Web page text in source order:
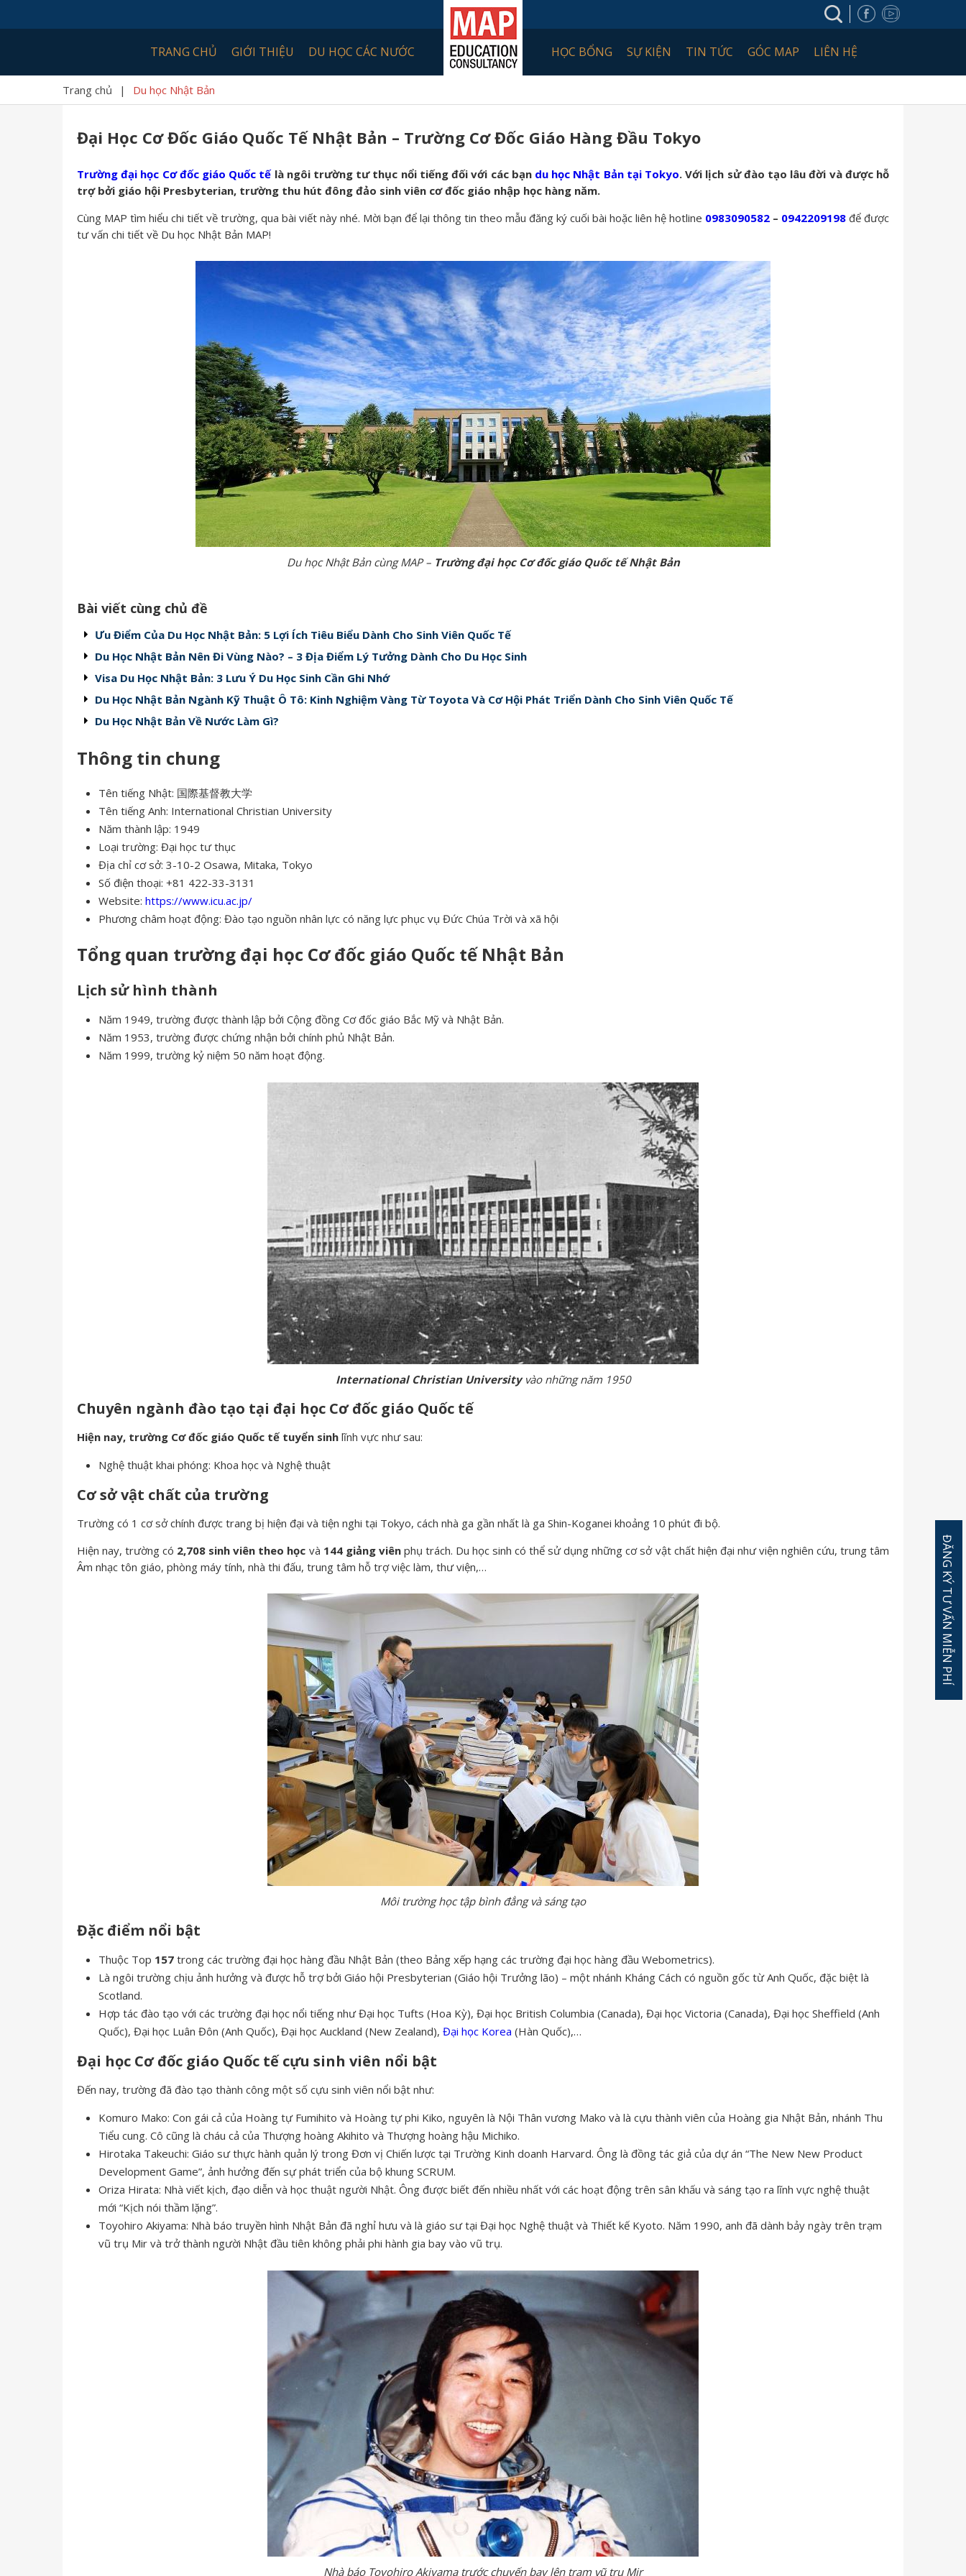
TRANG CHỦ GIỚI THIỆU DU HỌC CÁC NƯỚC HỌC BỔNG SỰ KIỆN TIN TỨC GÓC MAP LIÊN HỆ
Trang chủ | Du học Nhật Bản
Đại Học Cơ Đốc Giáo Quốc Tế Nhật Bản – Trường Cơ Đốc Giáo Hàng Đầu Tokyo
Trường đại học Cơ đốc giáo Quốc tế là ngôi trường tư thục nổi tiếng đối với các bạn du học Nhật Bản tại Tokyo. Với lịch sử đào tạo lâu đời và được hỗ
trợ bởi giáo hội Presbyterian, trường thu hút đông đảo sinh viên cơ đốc giáo nhập học hàng năm.
Cùng MAP tìm hiểu chi tiết về trường, qua bài viết này nhé. Mời bạn để lại thông tin theo mẫu đăng ký cuối bài hoặc liên hệ hotline 0983090582 – 0942209198 để được
tư vấn chi tiết về Du học Nhật Bản MAP!
Du học Nhật Bản cùng MAP – Trường đại học Cơ đốc giáo Quốc tế Nhật Bản
Bài viết cùng chủ đề
Ưu Điểm Của Du Học Nhật Bản: 5 Lợi Ích Tiêu Biểu Dành Cho Sinh Viên Quốc Tế
Du Học Nhật Bản Nên Đi Vùng Nào? – 3 Địa Điểm Lý Tưởng Dành Cho Du Học Sinh
Visa Du Học Nhật Bản: 3 Lưu Ý Du Học Sinh Cần Ghi Nhớ
Du Học Nhật Bản Ngành Kỹ Thuật Ô Tô: Kinh Nghiệm Vàng Từ Toyota Và Cơ Hội Phát Triển Dành Cho Sinh Viên Quốc Tế
Du Học Nhật Bản Về Nước Làm Gì?
Thông tin chung
Tên tiếng Nhật: 国際基督教大学
Tên tiếng Anh: International Christian University
Năm thành lập: 1949
Loại trường: Đại học tư thục
Địa chỉ cơ sở: 3-10-2 Osawa, Mitaka, Tokyo
Số điện thoại: +81 422-33-3131
Website: https://www.icu.ac.jp/
Phương châm hoạt động: Đào tạo nguồn nhân lực có năng lực phục vụ Đức Chúa Trời và xã hội
Tổng quan trường đại học Cơ đốc giáo Quốc tế Nhật Bản
Lịch sử hình thành
Năm 1949, trường được thành lập bởi Cộng đồng Cơ đốc giáo Bắc Mỹ và Nhật Bản.
Năm 1953, trường được chứng nhận bởi chính phủ Nhật Bản.
Năm 1999, trường kỷ niệm 50 năm hoạt động.
International Christian Universityvào những năm 1950
Chuyên ngành đào tạo tại đại học Cơ đốc giáo Quốc tế
Hiện nay, trường Cơ đốc giáo Quốc tế tuyển sinh lĩnh vực như sau:
Nghệ thuật khai phóng: Khoa học và Nghệ thuật
Cơ sở vật chất của trường
Trường có 1 cơ sở chính được trang bị hiện đại và tiện nghi tại Tokyo, cách nhà ga gần nhất là ga Shin-Koganei khoảng 10 phút đi bộ.
Hiện nay, trường có 2,708 sinh viên theo học và 144giảng viênphụ trách. Du học sinh có thể sử dụng những cơ sở vật chất hiện đại như viện nghiên cứu, trung tâm
Âm nhạc tôn giáo, phòng máy tính, nhà thi đấu, trung tâm hỗ trợ việc làm, thư viện,…
Môi trường học tập bình đẳng và sáng tạo
Đặc điểm nổi bật
Thuộc Top 157 trong các trường đại học hàng đầu Nhật Bản (theo Bảng xếp hạng các trường đại học hàng đầu Webometrics).
Là ngôi trường chịu ảnh hưởng và được hỗ trợ bởi Giáo hội Presbyterian (Giáo hội Trưởng lão) – một nhánh Kháng Cách có nguồn gốc từ Anh Quốc, đặc biệt là
Scotland.
Hợp tác đào tạo với các trường đại học nổi tiếng như Đại học Tufts (Hoa Kỳ), Đại học British Columbia (Canada), Đại học Victoria (Canada), Đại học Sheffield (Anh
Quốc), Đại học Luân Đôn (Anh Quốc), Đại học Auckland (New Zealand), Đại học Korea (Hàn Quốc),…
Đại học Cơ đốc giáo Quốc tế cựu sinh viên nổi bật
Đến nay, trường đã đào tạo thành công một số cựu sinh viên nổi bật như:
Komuro Mako: Con gái cả của Hoàng tự Fumihito và Hoàng tự phi Kiko, nguyên là Nội Thân vương Mako và là cựu thành viên của Hoàng gia Nhật Bản, nhánh Thu
Tiểu cung. Cô cũng là cháu cả của Thượng hoàng Akihito và Thượng hoàng hậu Michiko.
Hirotaka Takeuchi: Giáo sư thực hành quản lý trong Đơn vị Chiến lược tại Trường Kinh doanh Harvard. Ông là đồng tác giả của dự án “The New New Product
Development Game”, ảnh hưởng đến sự phát triển của bộ khung SCRUM.
Oriza Hirata: Nhà viết kịch, đạo diễn và học thuật người Nhật. Ông được biết đến nhiều nhất với các hoạt động trên sân khấu và sáng tạo ra lĩnh vực nghệ thuật
mới “Kịch nói thầm lặng”.
Toyohiro Akiyama: Nhà báo truyền hình Nhật Bản đã nghỉ hưu và là giáo sư tại Đại học Nghệ thuật và Thiết kế Kyoto. Năm 1990, anh đã dành bảy ngày trên trạm
vũ trụ Mir và trở thành người Nhật đầu tiên không phải phi hành gia bay vào vũ trụ.
Nhà báo Toyohiro Akiyama trước chuyến bay lên trạm vũ trụ Mir
ĐĂNG KÝ TƯ VẤN MIỄN PHÍ